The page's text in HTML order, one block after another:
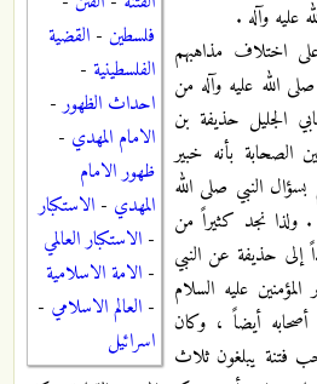
فلسطين - القضية
الفلسطينية -
احداث الظهور-
الامام المهدي -
ظهور الامام
المهدي - الاستكبار
- الاستكبار العالمي
- الامة الاسلامية
- العالم الاسلامي -
اسرائيل
عليه وآله .
اختلاف مذاهبهم
الله عليه وآله من
الجليل حذيفة بن
الصحابة بأنه خبير
النبي صلى الله
. ولذا نجد كثيراً من
إلى حذيفة عن النبي
عليه السلام
أيضاً ، وكان
فتنة يبلغون ثلاث